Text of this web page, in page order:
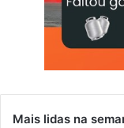
Mais lidas na